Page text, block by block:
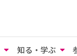
知る・学ぶ